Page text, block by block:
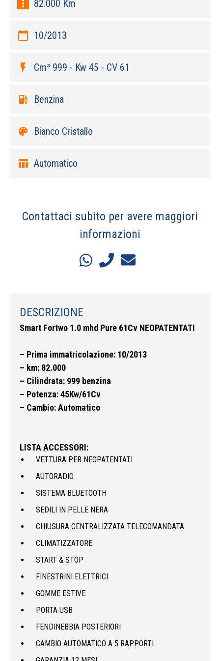
more_vert 82.000 Km
calendar_today 10/2013
flash_on Cm³ 999 - Kw 45 - CV 61
local_gas_station Benzina
color_lens Bianco Cristallo
table_chart Automatico
Contattaci subito per avere maggiori
informazioni
DESCRIZIONE
Smart Fortwo 1.0 mhd Pure 61Cv NEOPATENTATI
– Prima immatricolazione: 10/2013
– km: 82.000
– Cilindrata: 999 benzina
– Potenza: 45Kw/61Cv
– Cambio: Automatico
LISTA ACCESSORI:
VETTURA PER NEOPATENTATI
AUTORADIO
SISTEMA BLUETOOTH
SEDILI IN PELLE NERA
CHIUSURA CENTRALIZZATA TELECOMANDATA
CLIMATIZZATORE
START & STOP
FINESTRINI ELETTRICI
GOMME ESTIVE
PORTA USB
FENDINEBBIA POSTERIORI
CAMBIO AUTOMATICO A 5 RAPPORTI